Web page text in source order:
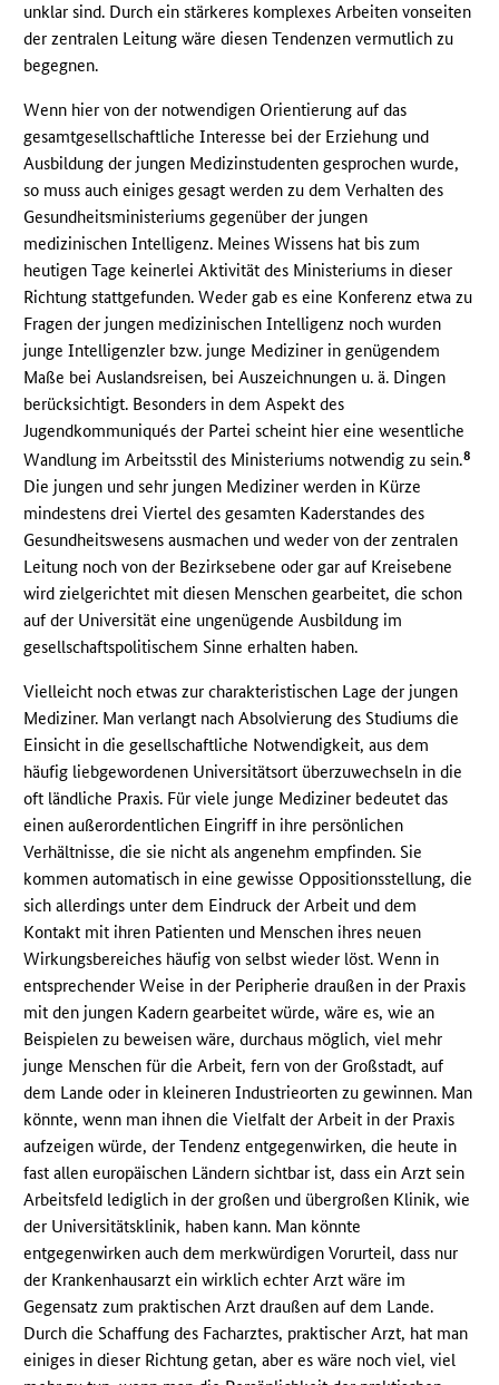
unklar sind. Durch ein stärkeres komplexes Arbeiten vonseiten
der zentralen Leitung wäre diesen Tendenzen vermutlich zu
begegnen.
Wenn hier von der notwendigen Orientierung auf das
gesamtgesellschaftliche Interesse bei der Erziehung und
Ausbildung der jungen Medizinstudenten gesprochen wurde,
so muss auch einiges gesagt werden zu dem Verhalten des
Gesundheitsministeriums gegenüber der jungen
medizinischen Intelligenz. Meines Wissens hat bis zum
heutigen Tage keinerlei Aktivität des Ministeriums in dieser
Richtung stattgefunden. Weder gab es eine Konferenz etwa zu
Fragen der jungen medizinischen Intelligenz noch wurden
junge Intelligenzler bzw. junge Mediziner in genügendem
Maße bei Auslandsreisen, bei Auszeichnungen u. ä. Dingen
berücksichtigt. Besonders in dem Aspekt des
Jugendkommuniqués der Partei scheint hier eine wesentliche
Wandlung im Arbeitsstil des Ministeriums notwendig zu sein.8
Die jungen und sehr jungen Mediziner werden in Kürze
mindestens drei Viertel des gesamten Kaderstandes des
Gesundheitswesens ausmachen und weder von der zentralen
Leitung noch von der Bezirksebene oder gar auf Kreisebene
wird zielgerichtet mit diesen Menschen gearbeitet, die schon
auf der Universität eine ungenügende Ausbildung im
gesellschaftspolitischem Sinne erhalten haben.
Vielleicht noch etwas zur charakteristischen Lage der jungen
Mediziner. Man verlangt nach Absolvierung des Studiums die
Einsicht in die gesellschaftliche Notwendigkeit, aus dem
häufig liebgewordenen Universitätsort überzuwechseln in die
oft ländliche Praxis. Für viele junge Mediziner bedeutet das
einen außerordentlichen Eingriff in ihre persönlichen
Verhältnisse, die sie nicht als angenehm empfinden. Sie
kommen automatisch in eine gewisse Oppositionsstellung, die
sich allerdings unter dem Eindruck der Arbeit und dem
Kontakt mit ihren Patienten und Menschen ihres neuen
Wirkungsbereiches häufig von selbst wieder löst. Wenn in
entsprechender Weise in der Peripherie draußen in der Praxis
mit den jungen Kadern gearbeitet würde, wäre es, wie an
Beispielen zu beweisen wäre, durchaus möglich, viel mehr
junge Menschen für die Arbeit, fern von der Großstadt, auf
dem Lande oder in kleineren Industrieorten zu gewinnen. Man
könnte, wenn man ihnen die Vielfalt der Arbeit in der Praxis
aufzeigen würde, der Tendenz entgegenwirken, die heute in
fast allen europäischen Ländern sichtbar ist, dass ein Arzt sein
Arbeitsfeld lediglich in der großen und übergroßen Klinik, wie
der Universitätsklinik, haben kann. Man könnte
entgegenwirken auch dem merkwürdigen Vorurteil, dass nur
der Krankenhausarzt ein wirklich echter Arzt wäre im
Gegensatz zum praktischen Arzt draußen auf dem Lande.
Durch die Schaffung des Facharztes, praktischer Arzt, hat man
einiges in dieser Richtung getan, aber es wäre noch viel, viel